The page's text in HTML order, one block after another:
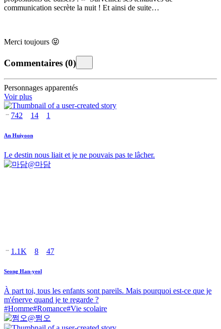
communication secrète la nuit ! Et ainsi de suite…
Merci toujours 😝
Commentaires (0)
Personnages apparentés
Voir plus
742 14 1
An Huiyoon
Le destin nous liait et je ne pouvais pas te lâcher.
@마담
1.1K 8 47
Seong Han-yeol
À part toi, tous les enfants sont pareils. Mais pourquoi est-ce que je
m'énerve quand je te regarde ?
#Homme#Romance#Vie scolaire
@쩜오